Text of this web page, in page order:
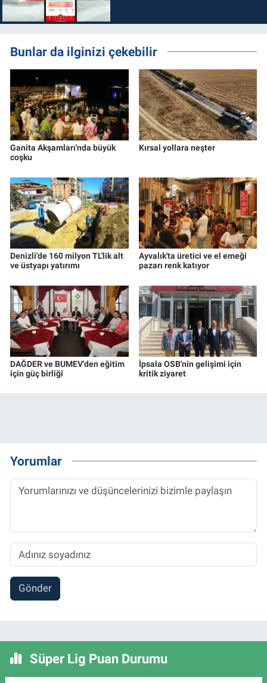
Bunlar da ilginizi çekebilir
Ganita Akşamları'nda büyük
coşku
Kırsal yollara neşter
Denizli'de 160 milyon TL'lik alt
ve üstyapı yatırımı
Ayvalık'ta üretici ve el emeği
pazarı renk katıyor
DAĞDER ve BUMEV'den eğitim
için güç birliği
İpsala OSB'nin gelişimi için
kritik ziyaret
Yorumlar
Gönder
Süper Lig Puan Durumu